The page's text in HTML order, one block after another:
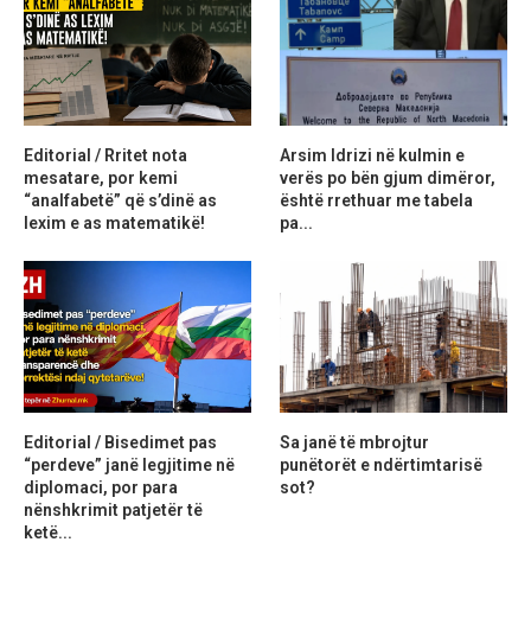
Editorial / Rritet nota
mesatare, por kemi
“analfabetë” që s’dinë as
lexim e as matematikë!
Arsim Idrizi në kulmin e
verës po bën gjum dimëror,
është rrethuar me tabela
pa...
Editorial / Bisedimet pas
“perdeve” janë legjitime në
diplomaci, por para
nënshkrimit patjetër të
ketë...
Sa janë të mbrojtur
punëtorët e ndërtimtarisë
sot?